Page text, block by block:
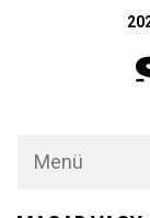
Menü